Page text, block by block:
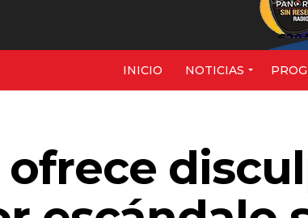
INICIO NOTICIAS